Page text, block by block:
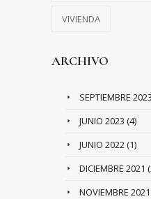
VIVIENDA
ARCHIVO
SEPTIEMBRE 2023
JUNIO 2023 (4)
JUNIO 2022(1)
DICIEMBRE 2021
NOVIEMBRE 2021